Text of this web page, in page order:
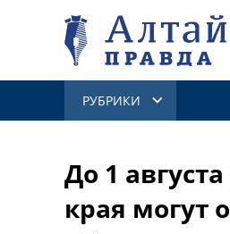
РУБРИКИ
До 1
края могут